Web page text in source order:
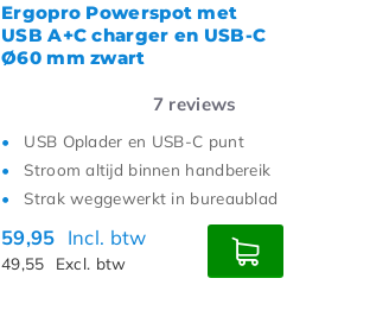
Ergopro Powerspot met
USB A+C charger en USB-C
Ø60 mm zwart
7 reviews
USB Oplader en USB-C punt
Stroom altijd binnen handbereik
Strak weggewerkt in bureaublad
59,95 Incl. btw
49,55 Excl. btw